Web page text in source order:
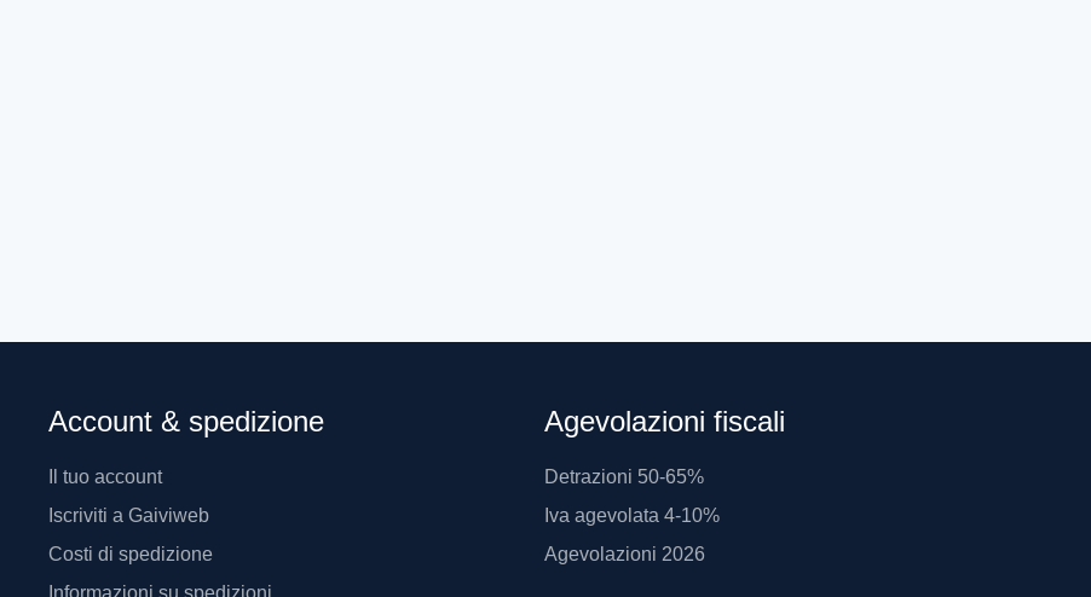
Account & spedizione
Il tuo account
Iscriviti a Gaiviweb
Costi di spedizione
Informazioni su spedizioni
Agevolazioni fiscali
Detrazioni 50-65%
Iva agevolata 4-10%
Agevolazioni 2026